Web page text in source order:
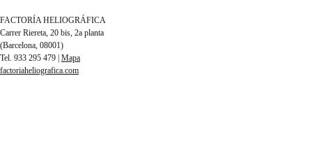
FACTORÍA HELIOGRÁFICA
Carrer Riereta, 20 bis, 2a planta
(Barcelona, 08001)
Tel. 933 295 479 | Mapa
factoriaheliografica.com